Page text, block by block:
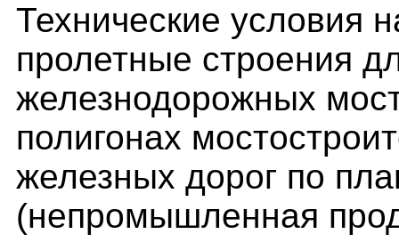
Технические условия
пролетные строения
железнодорожных
полигонах
железных дорог по
(непромышленная